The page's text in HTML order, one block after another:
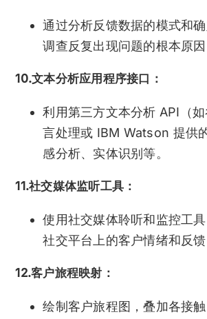
通过分析反馈数据的模式和确
调查反复出现问题的根本原因
10.文本分析应用程序接口：
利用第三方文本分析 API（
言处理或 IBM Watson 提供
感分析、实体识别等。
11.社交媒体监听工具：
使用社交媒体聆听和监控工
社交平台上的客户情绪和反馈
12.客户旅程映射：
绘制客户旅程图，叠加各接